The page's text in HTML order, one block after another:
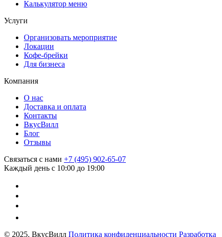
Калькулятор меню
Услуги
Организовать мероприятие
Локации
Кофе-брейки
Для бизнеса
Компания
О нас
Доставка и оплата
Контакты
ВкусВилл
Блог
Отзывы
Связаться с нами +7 (495) 902-65-07
Каждый день с 10:00 до 19:00
© 2025. ВкусВилл Политика конфиденциальности Разработка